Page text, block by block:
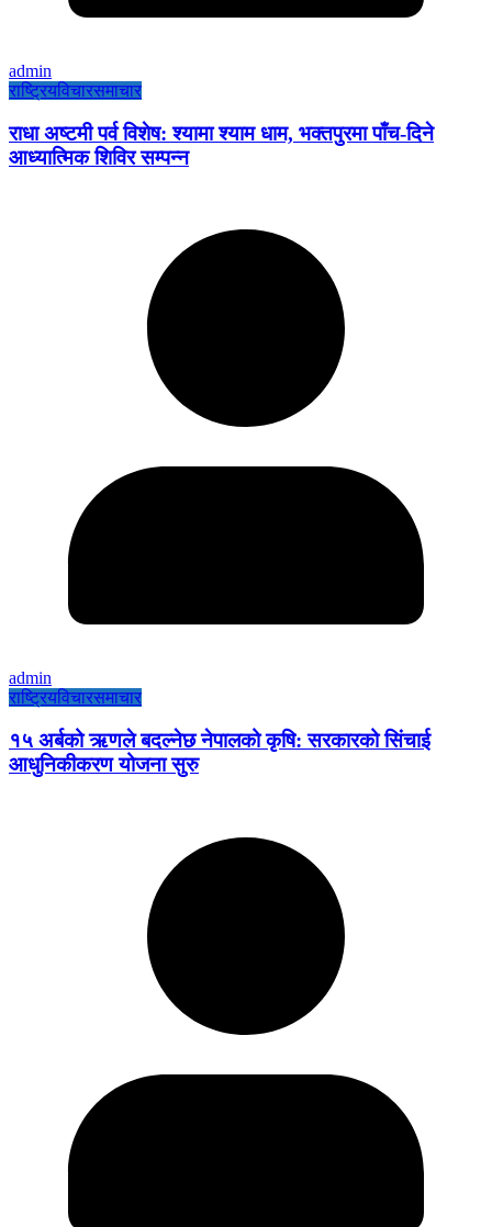
admin
राष्ट्रियविचारसमाचार
राधा अष्टमी पर्व विशेष: श्यामा श्याम धाम, भक्तपुरमा पाँच-दिने
आध्यात्मिक शिविर सम्पन्न
admin
राष्ट्रियविचारसमाचार
१५ अर्बको ऋणले बदल्नेछ नेपालको कृषि: सरकारको सिंचाई
आधुनिकीकरण योजना सुरु